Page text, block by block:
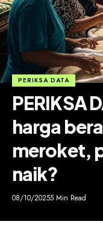
PERIKSA DATA
PERIKSA
harga
meroket,
naik?
08/10/20255 Min Read